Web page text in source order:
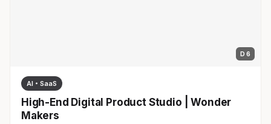
D 6
AI・SaaS
High-End Digital Product Studio | Wonder
Makers